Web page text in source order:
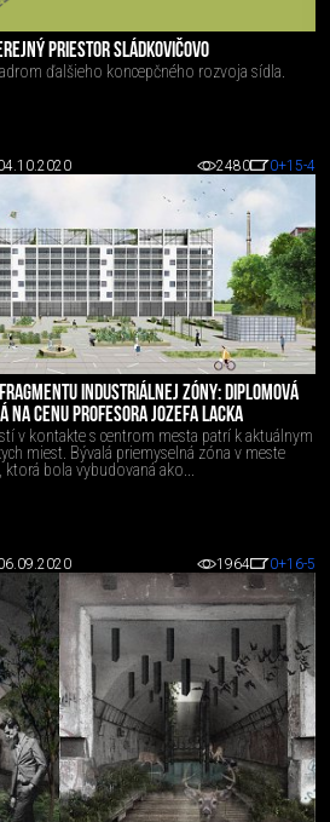
PRIESTOR SLÁDKOVIČOVO
ďalšieho koncepčného rozvoja sídla.
2480 0+15-4
INDUSTRIÁLNEJ ZÓNY: DIPLOMOVÁ
NA CENU PROFESORA JOZEFA LACKA
v kontakte s centrom mesta patrí k aktuálnym
miest. Bývalá priemyselná zóna v meste
ktorá bola vybudovaná ako...
1964 0+16-5